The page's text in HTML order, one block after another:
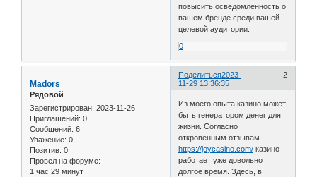
повысить осведомленность о
вашем бренде среди вашей
целевой аудитории.
0
Поделиться 2
2023-
11-29 13:36:35
Madors
Рядовой
Зарегистрирован: 2023-11-26
Приглашений: 0
Сообщений: 6
Уважение: 0
Позитив: 0
Провел на форуме:
1 час 29 минут
Из моего опыта казино может
быть генератором денег для
жизни. Согласно
откровенным отзывам
https://joycasino.com/ казино
работает уже довольно
долгое время. Здесь, в